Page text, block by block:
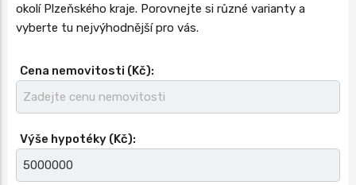
okolí Plzeňského kraje. Porovnejte si různé varianty a
vyberte tu nejvýhodnější pro vás.
Cena nemovitosti (Kč):
Výše hypotéky (Kč):